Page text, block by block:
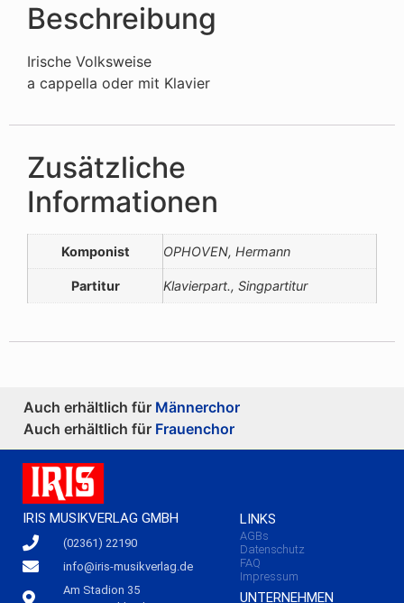
Beschreibung
Irische Volksweise
a cappella oder mit Klavier
Zusätzliche
Informationen
Komponist OPHOVEN, Hermann
Partitur Klavierpart., Singpartitur
Auch erhältlich für Männerchor
Auch erhältlich für Frauenchor
IRIS MUSIKVERLAG GMBH
(02361) 22190
info@iris-musikverlag.de
Am Stadion 35
LINKS
AGBs
Datenschutz
FAQ
Impressum
UNTERNEHMEN